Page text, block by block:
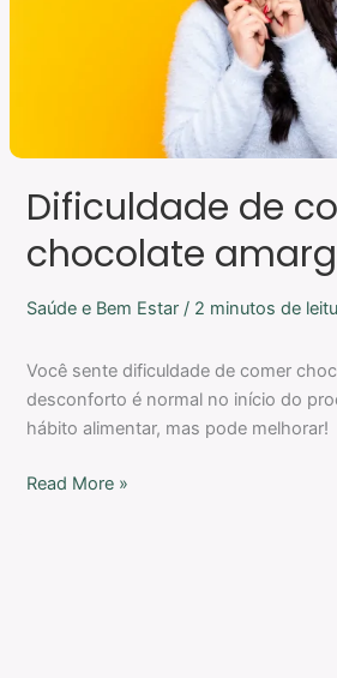
Dificuldade de
chocolate
Saúde e Bem Estar / 2 minutos de
Você sente dificuldade de comer
desconforto é normal no início do
hábito alimentar, mas pode melhorar!
Read More »